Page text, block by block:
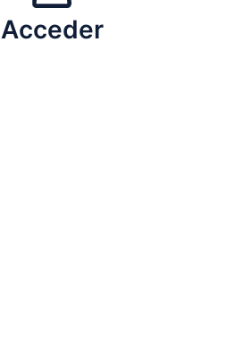
Acceder